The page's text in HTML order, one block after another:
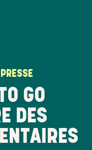
GO
DES